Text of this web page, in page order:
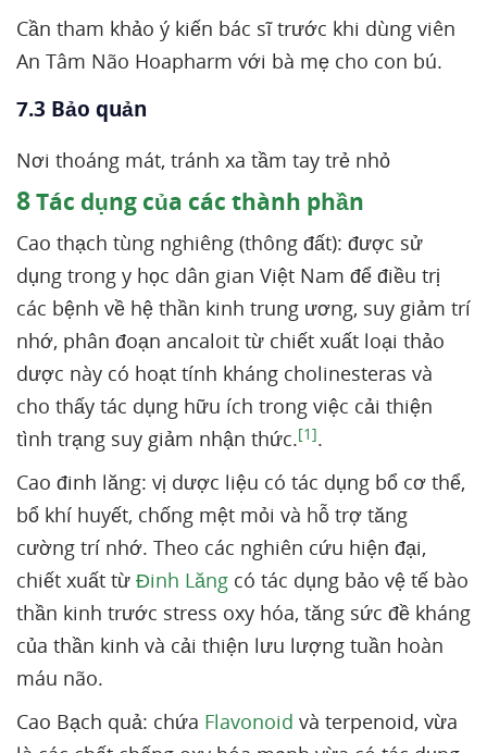
Cần tham khảo ý kiến bác sĩ trước khi dùng viên
An Tâm Não Hoapharm với bà mẹ cho con bú.
7.3 Bảo quản
Nơi thoáng mát, tránh xa tầm tay trẻ nhỏ
8Tác dụng của các thành phần
Cao thạch tùng nghiêng (thông đất): được sử
dụng trong y học dân gian Việt Nam để điều trị
các bệnh về hệ thần kinh trung ương, suy giảm trí
nhớ, phân đoạn ancaloit từ chiết xuất loại thảo
dược này có hoạt tính kháng cholinesteras và
cho thấy tác dụng hữu ích trong việc cải thiện
tình trạng suy giảm nhận thức.[1].
Cao đinh lăng: vị dược liệu có tác dụng bổ cơ thể,
bổ khí huyết, chống mệt mỏi và hỗ trợ tăng
cường trí nhớ. Theo các nghiên cứu hiện đại,
chiết xuất từ Đinh Lăng có tác dụng bảo vệ tế bào
thần kinh trước stress oxy hóa, tăng sức đề kháng
của thần kinh và cải thiện lưu lượng tuần hoàn
máu não.
Cao Bạch quả: chứa Flavonoid và terpenoid, vừa